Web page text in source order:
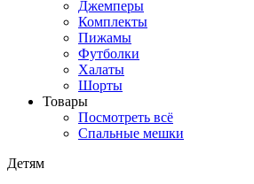
Джемперы
Комплекты
Пижамы
Футболки
Халаты
Шорты
Товары
Посмотреть всё
Спальные мешки
Детям